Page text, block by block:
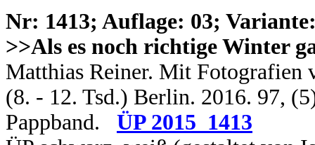
Nr: 1413; Auflage: 03;
>>Als es noch richtige Winter
Matthias Reiner. Mit Fotografien
(8. - 12. Tsd.) Berlin. 2016. 97,
Pappband.
ÜP 2015_1413